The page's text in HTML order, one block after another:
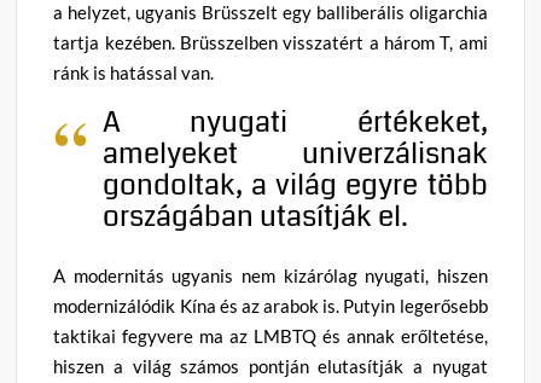
a helyzet, ugyanis Brüsszelt egy balliberális oligarchia
tartja kezében. Brüsszelben visszatért a három T, ami
ránk is hatással van.
A nyugati értékeket,
amelyeket univerzálisnak
gondoltak, a világ egyre több
országában utasítják el.
A modernitás ugyanis nem kizárólag nyugati, hiszen
modernizálódik Kína és az arabok is. Putyin legerősebb
taktikai fegyvere ma az LMBTQ és annak erőltetése,
hiszen a világ számos pontján elutasítják a nyugat